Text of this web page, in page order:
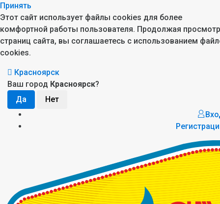
Принять
Этот сайт использует файлы cookies для более
комфортной работы пользователя. Продолжая просмотр
страниц сайта, вы соглашаетесь с использованием
cookies.
Красноярск
Ваш город Красноярск?